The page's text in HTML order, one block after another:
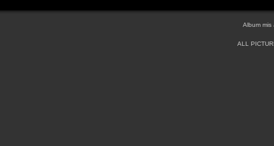
Album mis
ALL